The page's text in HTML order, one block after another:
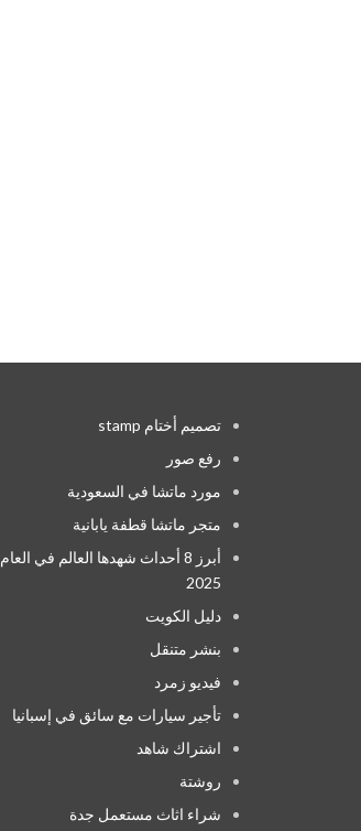
تصميم أختام stamp
رفع صور
مورد ماتشا في السعودية
متجر ماتشا قطفة يابانية
أبرز 8 أحداث شهدها العالم في العام
2025
دليل الكويت
بنشر متنقل
فيديو زمرد
تأجير سيارات مع سائق في إسبانيا
اشتراك شاهد
روشتة
شراء اثاث مستعمل جدة